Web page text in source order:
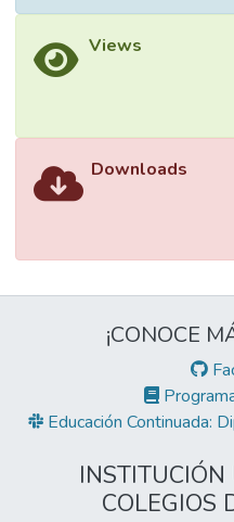
Views
Downloads
¡CONOCE
Educación Continuada:
COLEGIOS